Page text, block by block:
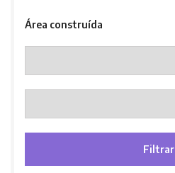
Área construída
Filtrar